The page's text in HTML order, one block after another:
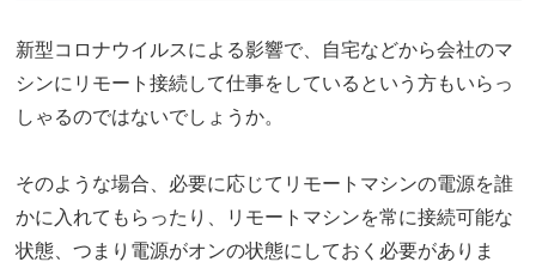
新型コロナウイルスによる影響で、自宅などから会社のマ
シンにリモート接続して仕事をしているという方もいらっ
しゃるのではないでしょうか。
そのような場合、必要に応じてリモートマシンの電源を誰
かに入れてもらったり、リモートマシンを常に接続可能な
状態、つまり電源がオンの状態にしておく必要がありま